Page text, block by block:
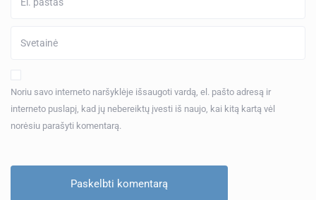
Noriu savo interneto naršyklėje išsaugoti vardą, el. pašto adresą ir
interneto puslapį, kad jų nebereiktų įvesti iš naujo, kai kitą kartą vėl
norėsiu parašyti komentarą.